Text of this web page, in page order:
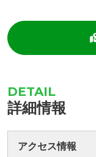
詳細情報
アクセス情報